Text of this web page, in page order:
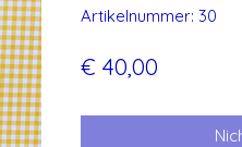
Artikelnummer: 30
€ 40,00